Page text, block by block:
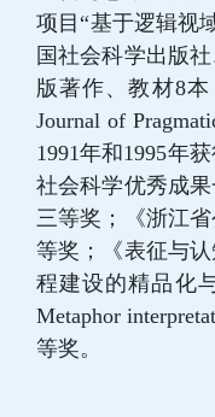
项目“基于逻辑视
国社会科学出版
版著作、教材8本
Journal of
1991年和1995年
社会科学优秀成
三等奖；《浙江
等奖；《表征与
程建设的精品化
Metaphor
等奖。